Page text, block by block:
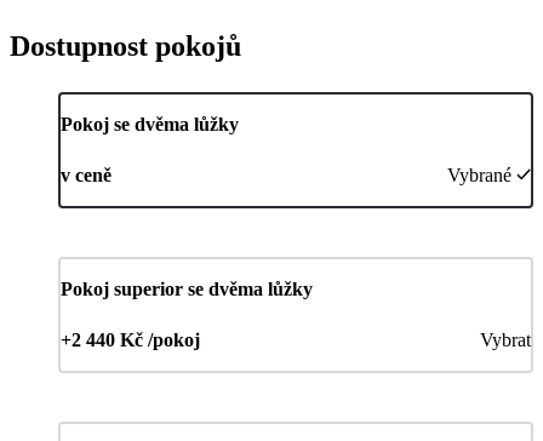
Dostupnost pokojů
Pokoj se dvěma lůžky
v ceně Vybrané
Pokoj superior se dvěma lůžky
+2 440 Kč /pokoj Vybrat